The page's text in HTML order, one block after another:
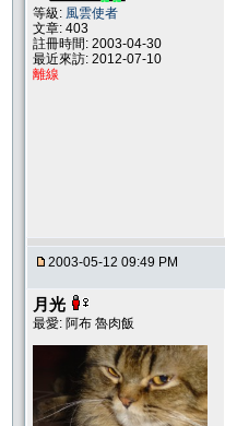
等級: 風雲使者
文章: 403
註冊時間: 2003-04-30
最近來訪: 2012-07-10
離線
2003-05-12 09:49 PM
月光
最愛: 阿布 魯肉飯